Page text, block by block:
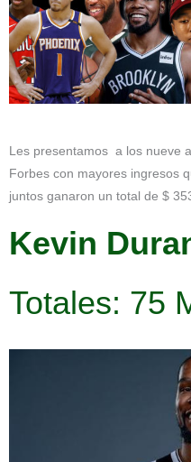
Les presentamos a los nueve
Forbes con mayores ingresos
juntos ganaron un total de $
Kevin
Totales: 75